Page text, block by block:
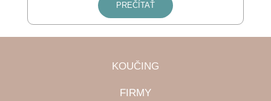
PREČÍTAŤ
KOUČING
FIRMY